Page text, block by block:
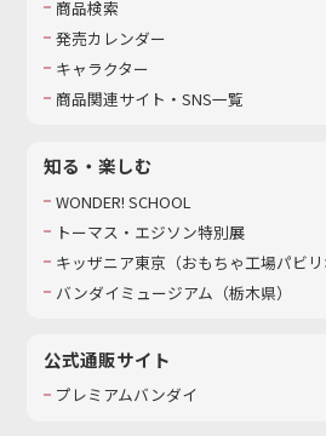
商品検索
発売カレンダー
キャラクター
商品関連サイト・SNS一覧
知る・楽しむ
WONDER! SCHOOL
トーマス・エジソン特別展
キッザニア東京（おもちゃ工場パビリ
バンダイミュージアム（栃木県）
公式通販サイト
プレミアムバンダイ